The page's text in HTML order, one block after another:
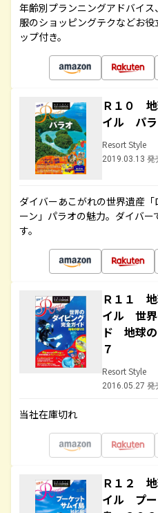
年齢別プランニングアドバイ
服のショッピングテクなどお
ップ付き。
Ｒ１０
イル パラ
Resort Style
2019.03.13 発
ダイバーあこがれの世界遺産
ーン」パラオの魅力。ダイバ
す。
Ｒ１１
イル 世
ド 地球
７
Resort Style
2016.05.27 発
当社在庫切れ
Ｒ１２
イル プ